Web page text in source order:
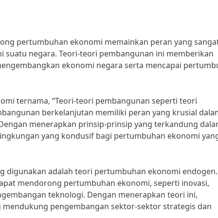
pertumbuhan ekonomi memainkan peran yang
negara. Teori-teori pembangunan ini memberikan
ekonomi negara serta mencapai
ternama, “Teori-teori pembangunan seperti teori
berkelanjutan memiliki peran yang krusial
menerapkan prinsip-prinsip yang terkandung
yang kondusif bagi pertumbuhan ekonomi
digunakan adalah teori pertumbuhan ekonomi
mendorong pertumbuhan ekonomi, seperti inovasi,
teknologi. Dengan menerapkan teori ini,
pengembangan sektor-sektor strategis dan